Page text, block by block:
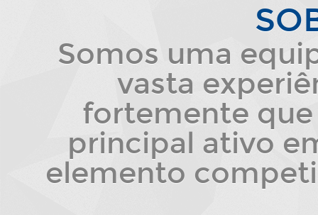
Somos uma
vasta
fortemente
principal ativo
elemento